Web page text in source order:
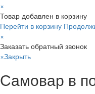
×
Товар добавлен в корзину
Перейти в корзину
×
Заказать обратный звонок
×Закрыть
Самовар в